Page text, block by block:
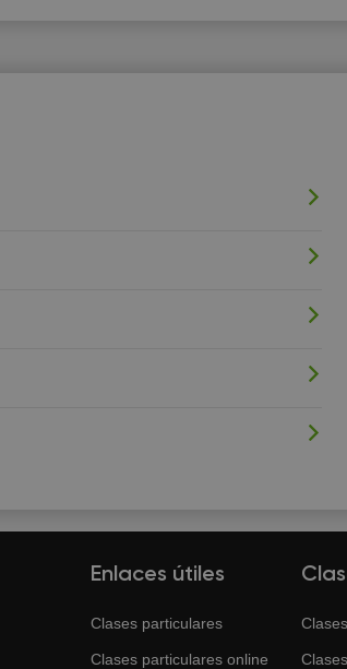
Enlaces útiles
Clases particulares
Clases particulares online